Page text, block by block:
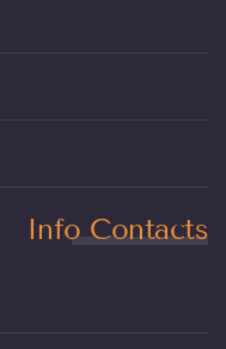
Info Contacts